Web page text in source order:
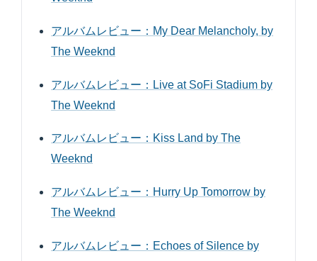
アルバムレビュー：My Dear Melancholy, by
The Weeknd
アルバムレビュー：Live at SoFi Stadium by
The Weeknd
アルバムレビュー：Kiss Land by The
Weeknd
アルバムレビュー：Hurry Up Tomorrow by
The Weeknd
アルバムレビュー：Echoes of Silence by